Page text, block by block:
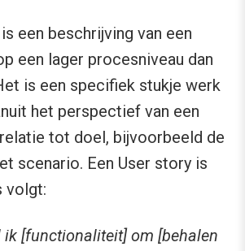
een beschrijving van een
een lager procesniveau dan
is een specifiek stukje werk
het perspectief van een
tot doel, bijvoorbeeld de
scenario. Een User story is
volgt:
ik [functionaliteit] om [behalen